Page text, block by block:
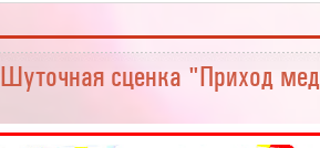
Шуточная сценка "Приход